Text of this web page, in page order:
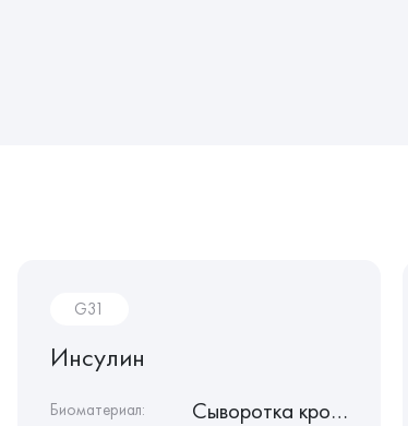
G31
Инсулин
Биоматериал: Сыворотка крови